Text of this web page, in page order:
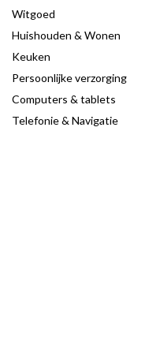
Witgoed
Huishouden & Wonen
Keuken
Persoonlijke verzorging
Computers & tablets
Telefonie & Navigatie